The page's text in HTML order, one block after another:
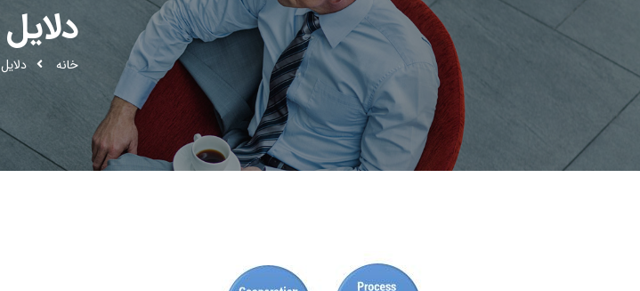
دلایل
خانه دلایل